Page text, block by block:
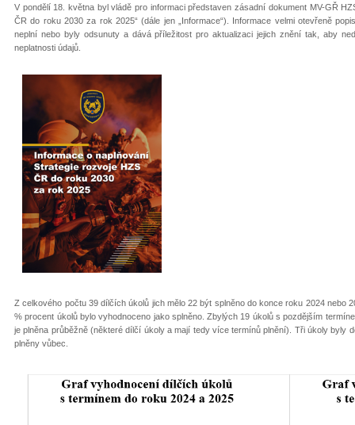
V pondělí 18. května byl vládě pro informaci představen zásadní dokument MV-GŘ
ČR do roku 2030 za rok 2025“ (dále jen „Informace“). Informace velmi otevřeně
neplní nebo byly odsunuty a dává příležitost pro aktualizaci jejich znění tak, aby
neplatnosti údajů.
Z celkového počtu 39 dílčích úkolů jich mělo 22 být splněno do konce roku 2024 nebo
% procent úkolů bylo vyhodnoceno jako splněno. Zbylých 19 úkolů s pozdějším
je plněna průběžně (některé dílčí úkoly a mají tedy více termínů plnění). Tři úkoly byly
plněny vůbec.